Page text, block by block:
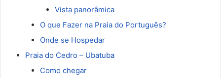
Vista panorâmica
O que Fazer na Praia do Português?
Onde se Hospedar
Praia do Cedro – Ubatuba
Como chegar